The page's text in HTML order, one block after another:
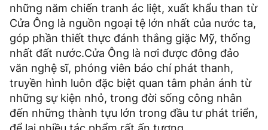
những năm chiến tranh ác liệt, xuất khẩu than từ
Cửa Ông là nguồn ngoại tệ lớn nhất của nước ta,
góp phần thiết thực đánh thắng giặc Mỹ, thống
nhất đất nước.Cửa Ông là nơi được đông đảo
văn nghệ sĩ, phóng viên báo chí phát thanh,
truyền hình luôn đặc biệt quan tâm phản ánh từ
những sự kiện nhỏ, trong đời sống công nhân
đến những thành tựu lớn trong đầu tư phát triển,